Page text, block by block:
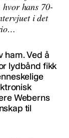
hans 70-
i det
ham. Ved å
lydbånd fikk
Weberns
til